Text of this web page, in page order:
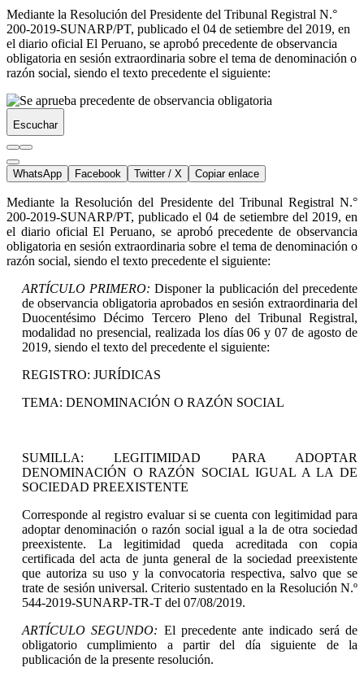
Mediante la Resolución del Presidente del Tribunal Registral N.°
200-2019-SUNARP/PT, publicado el 04 de setiembre del 2019, en
el diario oficial El Peruano, se aprobó precedente de observancia
obligatoria en sesión extraordinaria sobre el tema de denominación o
razón social, siendo el texto precedente el siguiente:
Escuchar
WhatsApp Facebook Twitter / X Copiar enlace
Mediante la Resolución del Presidente del Tribunal Registral N.°
200-2019-SUNARP/PT, publicado el 04 de setiembre del 2019, en
el diario oficial El Peruano, se aprobó precedente de observancia
obligatoria en sesión extraordinaria sobre el tema de denominación o
razón social, siendo el texto precedente el siguiente:
ARTÍCULO PRIMERO: Disponer la publicación del precedente
de observancia obligatoria aprobados en sesión extraordinaria del
Duocentésimo Décimo Tercero Pleno del Tribunal Registral,
modalidad no presencial, realizada los días 06 y 07 de agosto de
2019, siendo el texto del precedente el siguiente:
REGISTRO: JURÍDICAS
TEMA: DENOMINACIÓN O RAZÓN SOCIAL
SUMILLA: LEGITIMIDAD PARA ADOPTAR
DENOMINACIÓN O RAZÓN SOCIAL IGUAL A LA DE
SOCIEDAD PREEXISTENTE
Corresponde al registro evaluar si se cuenta con legitimidad para
adoptar denominación o razón social igual a la de otra sociedad
preexistente. La legitimidad queda acreditada con copia
certificada del acta de junta general de la sociedad preexistente
que autoriza su uso y la convocatoria respectiva, salvo que se
trate de sesión universal. Criterio sustentado en la Resolución N.º
544-2019-SUNARP-TR-T del 07/08/2019.
ARTÍCULO SEGUNDO: El precedente ante indicado será de
obligatorio cumplimiento a partir del día siguiente de la
publicación de la presente resolución.